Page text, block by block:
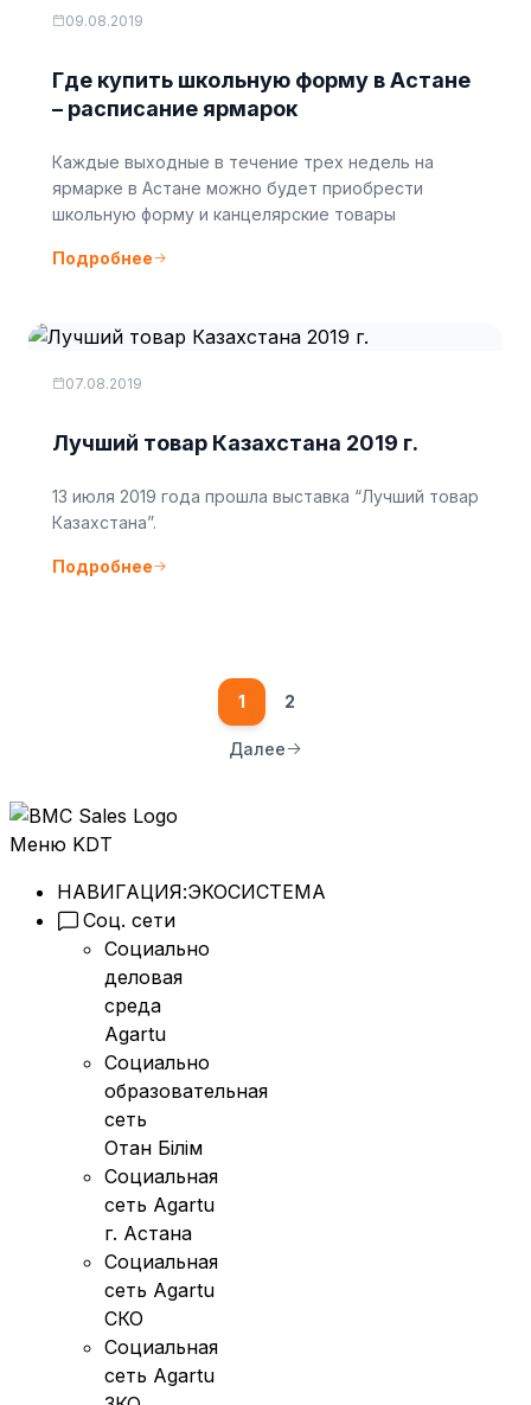
09.08.2019
Где купить школьную форму в Астане
– расписание ярмарок
Каждые выходные в течение трех недель на
ярмарке в Астане можно будет приобрести
школьную форму и канцелярские товары
Подробнее
07.08.2019
Лучший товар Казахстана 2019 г.
13 июля 2019 года прошла выставка “Лучший товар
Казахстана”.
Подробнее
1 2
Далее
Меню KDT
НАВИГАЦИЯ:ЭКОСИСТЕМА
Соц. сети
Социально
деловая
среда
Agartu
Социально
образовательная
сеть
Отан Бiлiм
Социальная
сеть Agartu
г. Астана
Социальная
сеть Agartu
СКО
Социальная
сеть Agartu